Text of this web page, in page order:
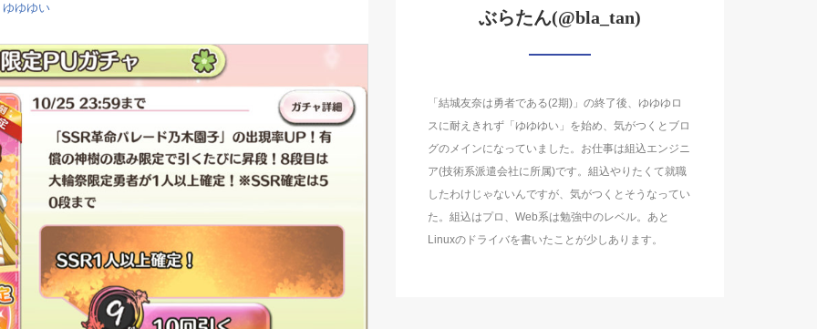
ゆゆゆい ぶらたん(@bla_tan)
「結城友奈は勇者である(2期)」の終了後、ゆゆゆロ
スに耐えきれず「ゆゆゆい」を始め、気がつくとブロ
グのメインになっていました。お仕事は組込エンジニ
ア(技術系派遣会社に所属)です。組込やりたくて就職
したわけじゃないんですが、気がつくとそうなってい
た。組込はプロ、Web系は勉強中のレベル。あと
Linuxのドライバを書いたことが少しあります。